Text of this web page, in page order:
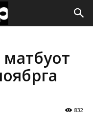
832